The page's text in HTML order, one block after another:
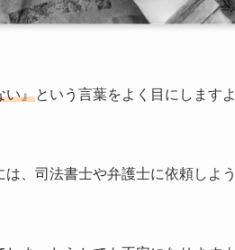
い』という言葉をよく目にしますよ
、司法書士や弁護士に依頼しよう